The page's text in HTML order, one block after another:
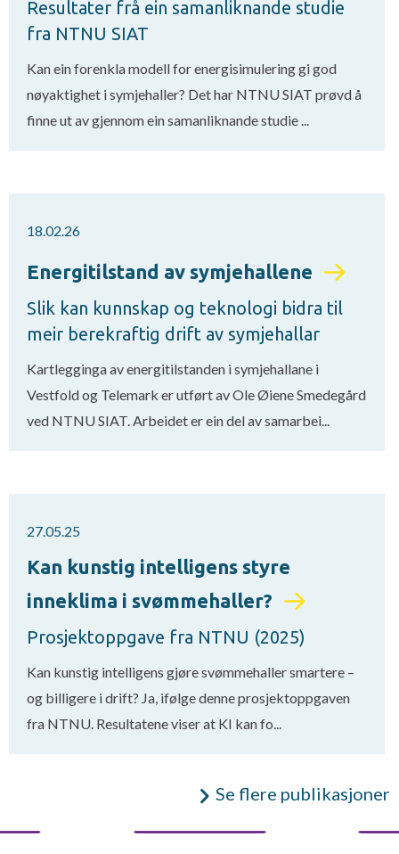
Resultater frå ein samanliknande studie
fra NTNU SIAT
Kan ein forenkla modell for energisimulering gi god
nøyaktighet i symjehaller? Det har NTNU SIAT prøvd å
finne ut av gjennom ein samanliknande studie ...
18.02.26
Energitilstand av symjehallene
Slik kan kunnskap og teknologi bidra til
meir berekraftig drift av symjehallar
Kartlegginga av energitilstanden i symjehallane i
Vestfold og Telemark er utført av Ole Øiene Smedegård
ved NTNU SIAT. Arbeidet er ein del av samarbei...
27.05.25
Kan kunstig intelligens styre
inneklima i svømmehaller?
Prosjektoppgave fra NTNU (2025)
Kan kunstig intelligens gjøre svømmehaller smartere –
og billigere i drift? Ja, ifølge denne prosjektoppgaven
fra NTNU. Resultatene viser at KI kan fo...
Se flere publikasjoner